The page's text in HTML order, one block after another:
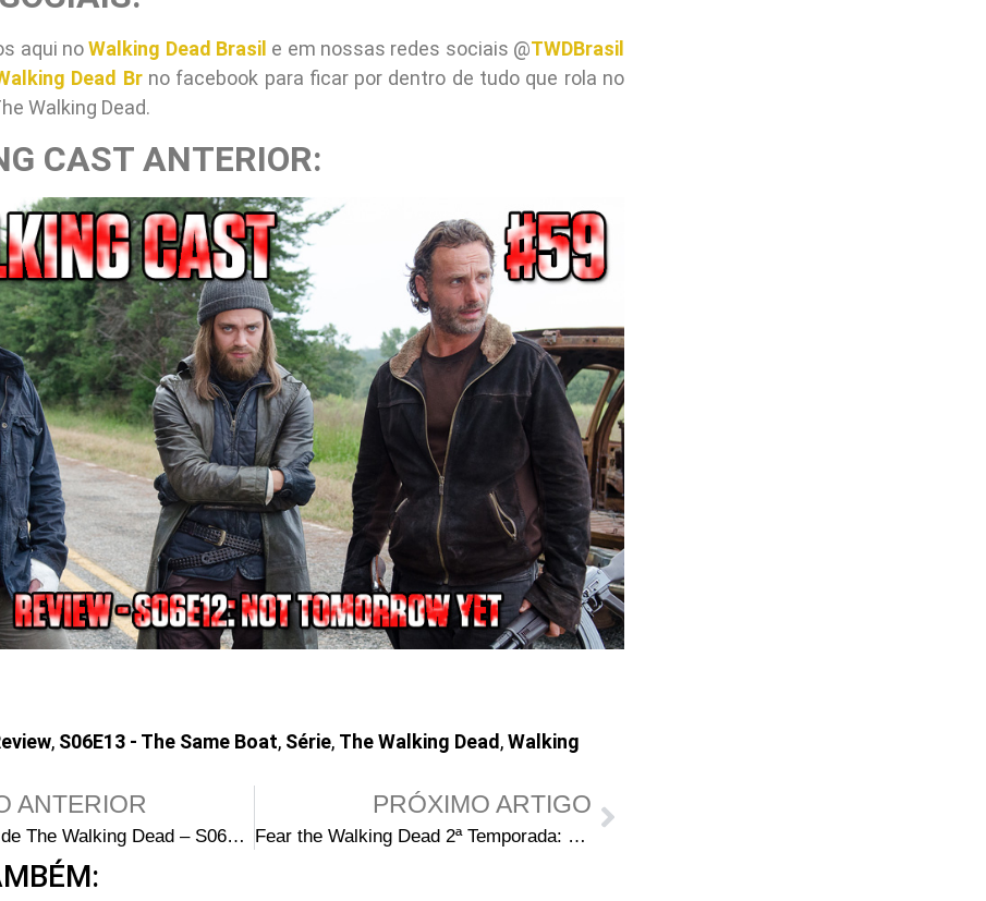
aqui noWalking Dead Brasil e em nossas redes sociais @TWDBrasil
Dead Brno facebook para ficar por dentro de tudo que rola no
Walking Dead.
CAST ANTERIOR:
, S06E13 - The Same Boat, Série, The Walking Dead ,Walking
ANTERIOR
Audiência de The Walking Dead – S06E13: The Same Boat
PRÓXIMO ARTIGO
Fear the Walking Dead 2ª Temporada: Chamadas de elenco revelam informações sobre novos personagens